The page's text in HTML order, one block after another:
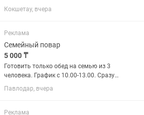
вопросами Полный уход за ребёнком в
течение дня. Соблюдение режима дня
ребёнка и поддержание...
Кокшетау, вчера
Реклама
Семейный повар
5 000 ₸
Готовить только обед на семью из 3
человека. График с 10.00-13.00. Сразу
пишите на Вас.
Павлодар, вчера
Реклама